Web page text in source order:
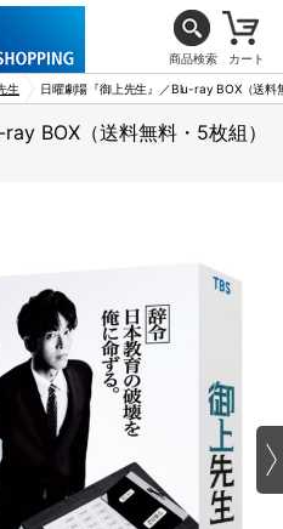
商品検索 カート
生 日曜劇場『御上先生』／Blu-ray BOX（送料
BOX（送料無料・5枚組）